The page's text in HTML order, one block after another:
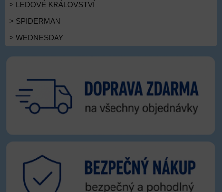
> LEDOVÉ KRÁLOVSTVÍ
> SPIDERMAN
> WEDNESDAY